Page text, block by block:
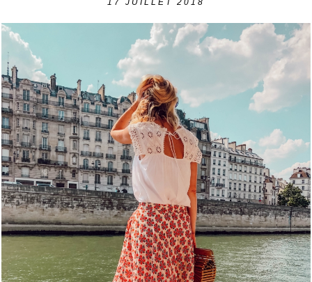
17 JUILLET 2018